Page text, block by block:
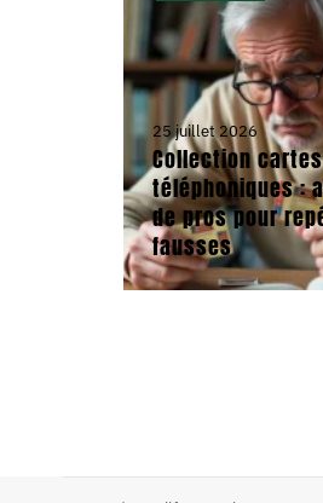
25 juillet 2026
Collection cartes
téléphoniques :
de pros pour
fausses